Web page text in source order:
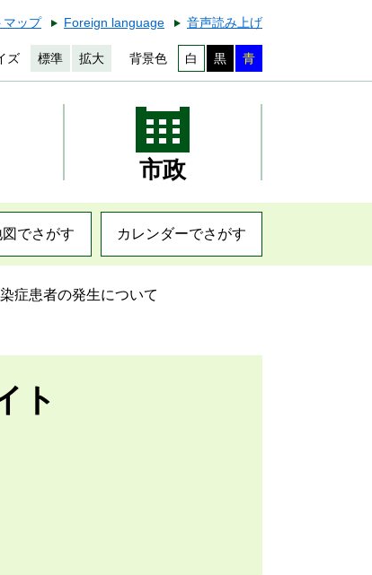
マップ Foreign language 音声読み上げ
ズ 標準 拡大 背景色 白 黒 青
市政
図でさがす カレンダーでさがす
症患者の発生について
ト